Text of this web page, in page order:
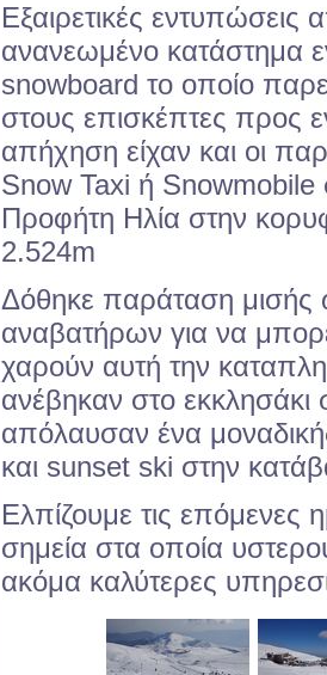
Εξαιρετικές εντυπώσεις
ανανεωμένο κατάστημα
snowboard το οποίο
στους επισκέπτες προς
απήχηση είχαν και οι
Snow Taxi ή Snowmobile
Προφήτη Ηλία στην
2.524m
Δόθηκε παράταση μισής
αναβατήρων για να
χαρούν αυτή την
ανέβηκαν στο εκκλησάκι
απόλαυσαν ένα
και sunset ski στην
Ελπίζουμε τις επόμενες
σημεία στα οποία
ακόμα καλύτερες